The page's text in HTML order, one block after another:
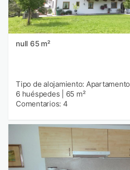
null 65 m²
Tipo de alojamiento: Apartamento
6 huéspedes
65 m²
Comentarios: 4